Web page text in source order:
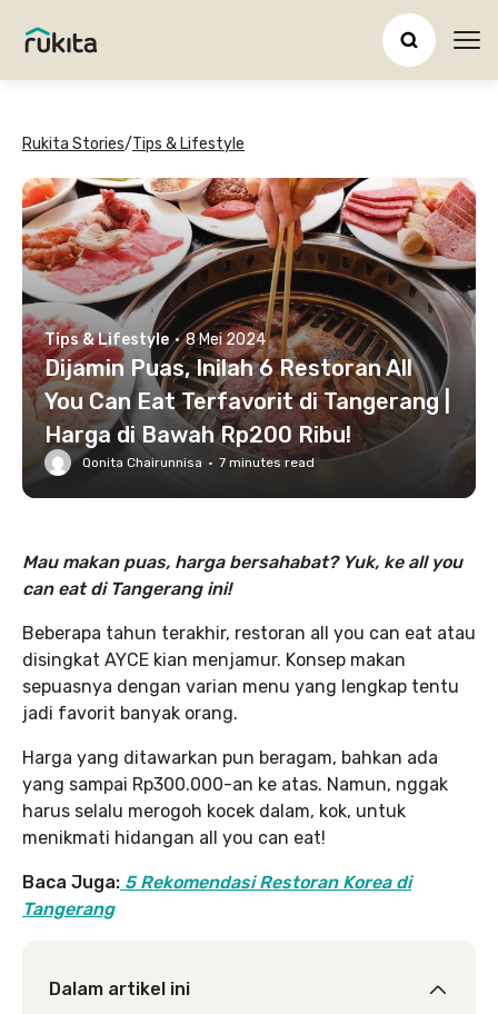
Rukita Stories/Tips & Lifestyle
Tips & Lifestyle · 8 Mei 2024
Dijamin Puas, Inilah 6 Restoran All
You Can Eat Terfavorit di Tangerang |
Harga di Bawah Rp200 Ribu!
Qonita Chairunnisa · 7 minutes read
Mau makan puas, harga bersahabat? Yuk, ke all you
can eat di Tangerang ini!
Beberapa tahun terakhir, restoran all you can eat atau
disingkat AYCE kian menjamur. Konsep makan
sepuasnya dengan varian menu yang lengkap tentu
jadi favorit banyak orang.
Harga yang ditawarkan pun beragam, bahkan ada
yang sampai Rp300.000-an ke atas. Namun, nggak
harus selalu merogoh kocek dalam, kok, untuk
menikmati hidangan all you can eat!
Baca Juga: 5 Rekomendasi Restoran Korea di
Tangerang
Dalam artikel ini